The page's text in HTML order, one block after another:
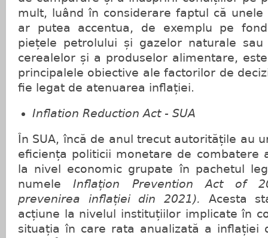
mult, luând în considerare faptul că
ar putea accentua, de exemplu pe
piețele petrolului și gazelor naturale
cerealelor și a produselor alimentare,
principalele obiective ale factorilor de
fie legat de atenuarea inflației.
Inflation Reduction Act - SUA
În SUA, încă de anul trecut autoritățile au
eficiența politicii monetare de combatere
la nivel economic grupate în pachetul
numeleInflațion Prevention Act of
prevenirea inflației din 2021). Acesta
acțiune la nivelul instituțiilor implicate în
situația în care rata anualizată a inflației